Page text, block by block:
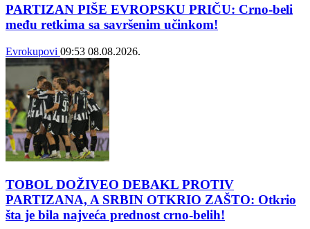
PARTIZAN PIŠE EVROPSKU PRIČU: Crno-beli
među retkima sa savršenim učinkom!
Evrokupovi 09:53 08.08.2026.
TOBOL DOŽIVEO DEBAKL PROTIV
PARTIZANA, A SRBIN OTKRIO ZAŠTO: Otkrio
šta je bila najveća prednost crno-belih!